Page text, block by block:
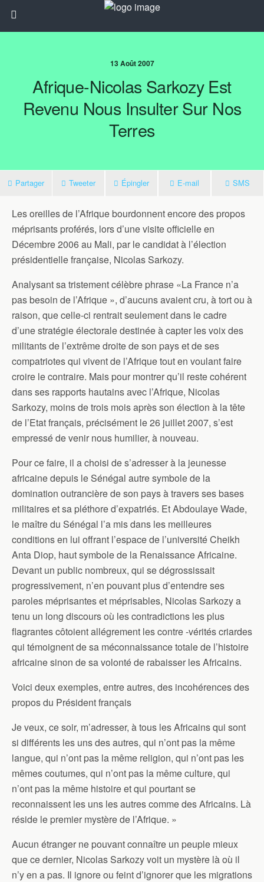
13 Août 2007
Afrique-Nicolas Sarkozy Est
Revenu Nous Insulter Sur Nos
Terres
Partager Tweeter Épingler E-mail SMS
Les oreilles de l’Afrique bourdonnent encore des propos
méprisants proférés, lors d’une visite officielle en
Décembre 2006 au Mali, par le candidat à l’élection
présidentielle française, Nicolas Sarkozy.
Analysant sa tristement célèbre phrase «La France n’a
pas besoin de l’Afrique », d’aucuns avaient cru, à tort ou à
raison, que celle-ci rentrait seulement dans le cadre
d’une stratégie électorale destinée à capter les voix des
militants de l’extrême droite de son pays et de ses
compatriotes qui vivent de l’Afrique tout en voulant faire
croire le contraire. Mais pour montrer qu’il reste cohérent
dans ses rapports hautains avec l’Afrique, Nicolas
Sarkozy, moins de trois mois après son élection à la tête
de l’Etat français, précisément le 26 juillet 2007, s’est
empressé de venir nous humilier, à nouveau.
Pour ce faire, il a choisi de s’adresser à la jeunesse
africaine depuis le Sénégal autre symbole de la
domination outrancière de son pays à travers ses bases
militaires et sa pléthore d’expatriés. Et Abdoulaye Wade,
le maître du Sénégal l’a mis dans les meilleures
conditions en lui offrant l’espace de l’université Cheikh
Anta Diop, haut symbole de la Renaissance Africaine.
Devant un public nombreux, qui se dégrossissait
progressivement, n’en pouvant plus d’entendre ses
paroles méprisantes et méprisables, Nicolas Sarkozy a
tenu un long discours où les contradictions les plus
flagrantes côtoient allégrement les contre -vérités criardes
qui témoignent de sa méconnaissance totale de l’histoire
africaine sinon de sa volonté de rabaisser les Africains.
Voici deux exemples, entre autres, des incohérences des
propos du Président français
Je veux, ce soir, m’adresser, à tous les Africains qui sont
si différents les uns des autres, qui n’ont pas la même
langue, qui n’ont pas la même religion, qui n’ont pas les
mêmes coutumes, qui n’ont pas la même culture, qui
n’ont pas la même histoire et qui pourtant se
reconnaissent les uns les autres comme des Africains. Là
réside le premier mystère de l’Afrique. »
Aucun étranger ne pouvant connaître un peuple mieux
que ce dernier, Nicolas Sarkozy voit un mystère là où il
n’y en a pas. Il ignore ou feint d’ignorer que les migrations